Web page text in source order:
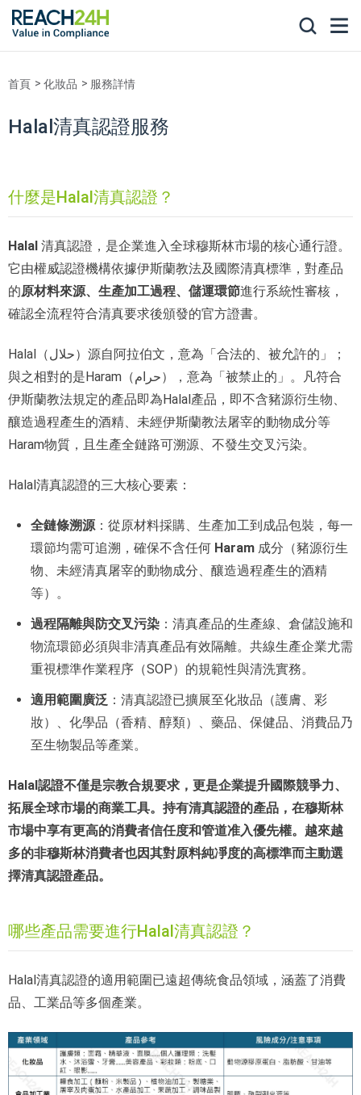
首頁 化妝品 服務詳情
Halal清真認證服務
什麼是Halal清真認證？
Halal 清真認證，是企業進入全球穆斯林市場的核心通行證。
它由權威認證機構依據伊斯蘭教法及國際清真標準，對產品
的原材料來源、生產加工過程、儲運環節進行系統性審核，
確認全流程符合清真要求後頒發的官方證書。
Halal（حلال）源自阿拉伯文，意為「合法的、被允許的」；
與之相對的是Haram（حرام），意為「被禁止的」。凡符合
伊斯蘭教法規定的產品即為Halal產品，即不含豬源衍生物、
釀造過程產生的酒精、未經伊斯蘭教法屠宰的動物成分等
Haram物質，且生產全鏈路可溯源、不發生交叉污染。
Halal清真認證的三大核心要素：
全鏈條溯源：從原材料採購、生產加工到成品包裝，每一
環節均需可追溯，確保不含任何 Haram 成分（豬源衍生
物、未經清真屠宰的動物成分、釀造過程產生的酒精
等）。
過程隔離與防交叉污染 ：清真產品的生產線、倉儲設施和
物流環節必須與非清真產品有效隔離。共線生產企業尤需
重視標準作業程序（SOP）的規範性與清洗實務。
適用範圍廣泛 ：清真認證已擴展至化妝品（護膚、彩
妝）、化學品（香精、醇類）、藥品、保健品、消費品乃
至生物製品等產業。
Halal認證不僅是宗教合規要求，更是企業提升國際競爭力、
拓展全球市場的商業工具。持有清真認證的產品，在穆斯林
市場中享有更高的消費者信任度和管道准入優先權。越來越
多的非穆斯林消費者也因其對原料純凈度的高標準而主動選
擇清真認證產品。
哪些產品需要進行Halal清真認證？
Halal清真認證的適用範圍已遠超傳統食品領域，涵蓋了消費
品、工業品等多個產業。